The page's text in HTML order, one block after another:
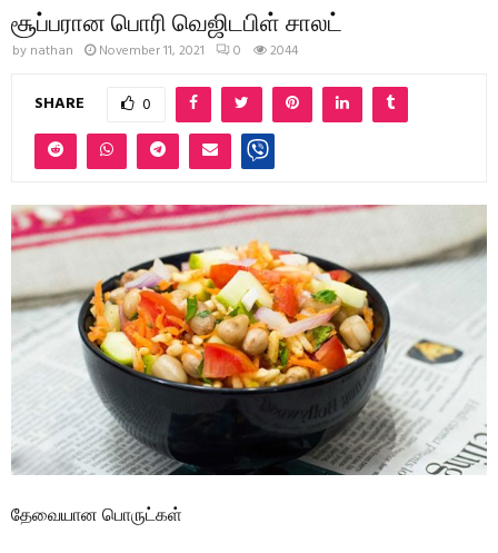
சூப்பரான பொரி வெஜிடபிள் சாலட்
by nathan November 11, 2021 0 2044
SHARE 0
தேவையான பொருட்கள்